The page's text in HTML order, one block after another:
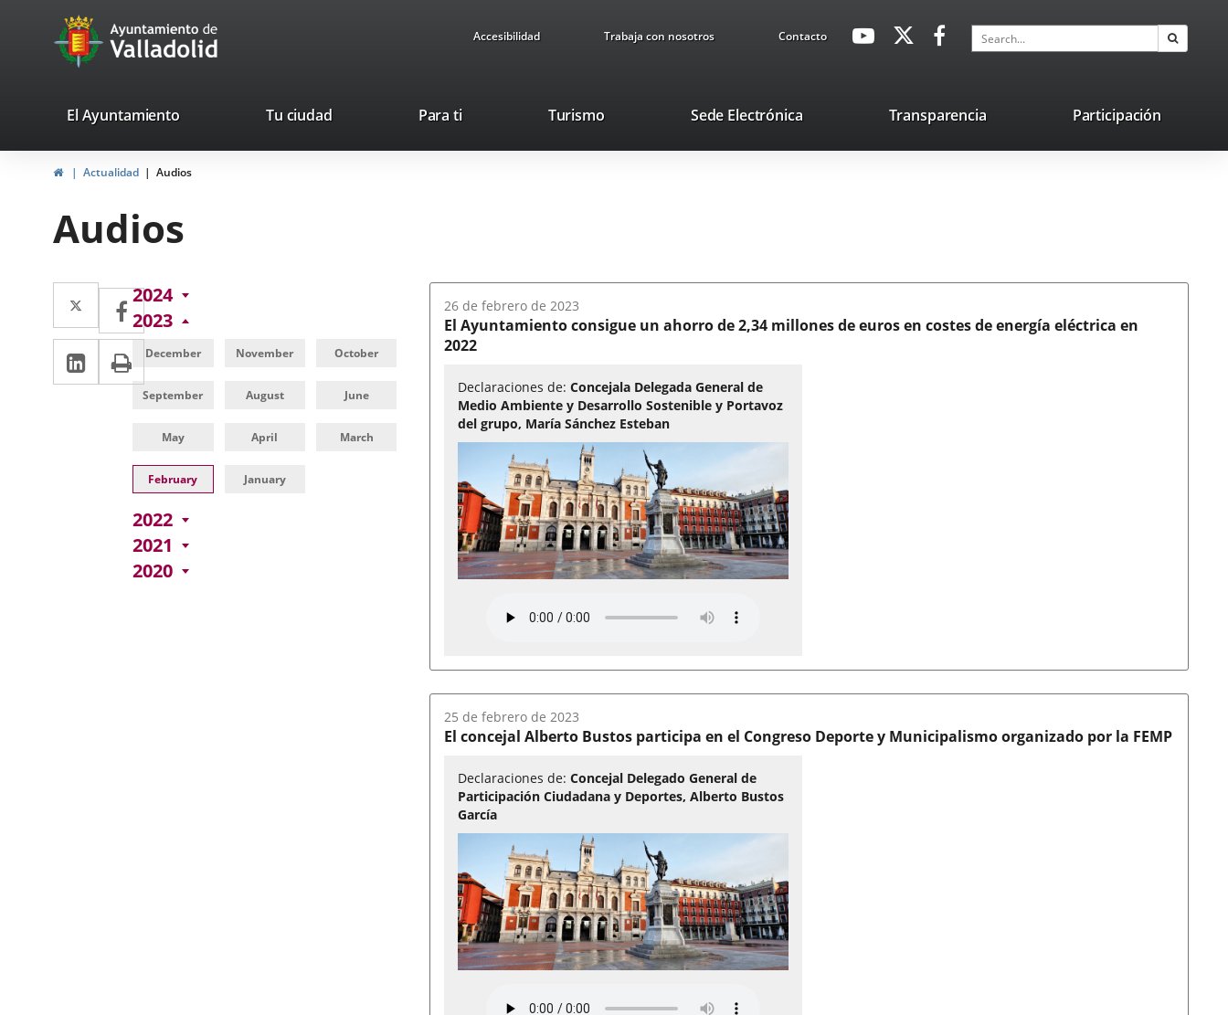
Portal
Web
Ayuntamiento
de
Accesibilidad Trabaja con nosotros ContactoavaHeaderSocial
Link
Link
application.
application.
Search
valladolid.es
El Ayuntamiento Tu ciudad Para ti TurismoThis
will
Sede ElectrónicaLink
external
Transparencia Participación
HomeActualidad Audios
Audios
Twitter
Enlace
a
una
aplicación
Facebook
Enlace
a
una
aplicación
externa.
Linkedin
Enlace
a
aplicación
externa.
Print
2024
2023
December November October
September August June
May April March
February January
2022
2021
2020
Fecha
del
audio:
26 de febrero de 2023
El Ayuntamiento consigue un ahorro de 2,34 millones de euros en costes de energía eléctrica en
2022
Declaraciones de:Concejala Delegada General de
Medio Ambiente y Desarrollo Sostenible y Portavoz
del grupo, María Sánchez Esteban
Fecha
del
25 de febrero de 2023
El concejal Alberto Bustos participa en el Congreso Deporte y Municipalismo organizado por la FEMP
Declaraciones de:Concejal Delegado General de
Participación Ciudadana y Deportes, Alberto Bustos
García